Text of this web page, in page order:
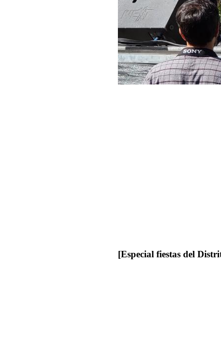
[Especial fiestas del